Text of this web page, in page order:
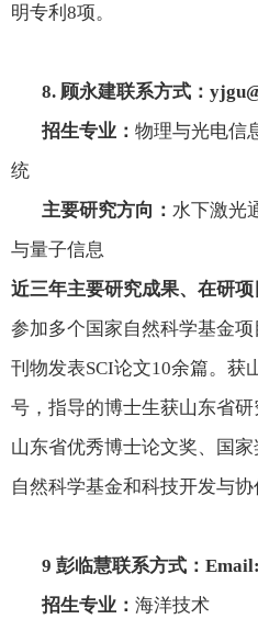
明专利 8项。
8. 顾永建联系方式：
招生专业： 物理与光电信
统
主要研究方向： 水下激光
与量子信息
近三年主要研究成果、在研项
参加多个国家自然科学基金项
刊物发表SCI论文10余篇。获
号，指导的博士生获山东省研
山东省优秀博士论文奖、国
自然科学基金和科技开发与
9 彭临慧联系方式：
招生专业： 海洋技术